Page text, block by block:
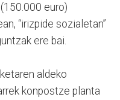
euro)
“irizpide sozialetan”
ere bai.
aldeko
konpostze planta